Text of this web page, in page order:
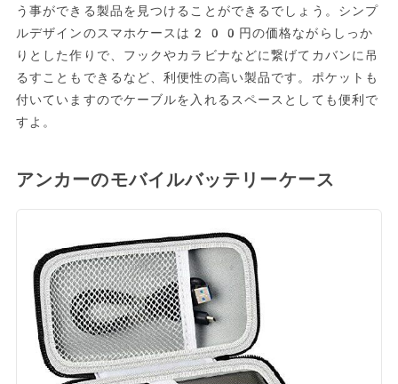
う事ができる製品を見つけることができるでしょう。シンプ
ルデザインのスマホケースは200円の価格ながらしっか
りとした作りで、フックやカラビナなどに繋げてカバンに吊
るすこともできるなど、利便性の高い製品です。ポケットも
付いていますのでケーブルを入れるスペースとしても便利で
すよ。
アンカーのモバイルバッテリーケース